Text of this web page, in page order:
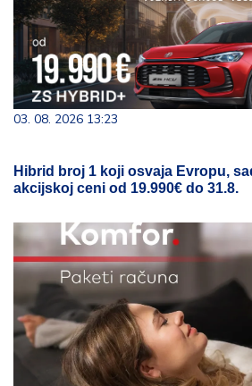
03. 08. 2026 13:23
Hibrid broj 1 koji osvaja Evropu,
akcijskoj ceni od 19.990€ do 31.8.